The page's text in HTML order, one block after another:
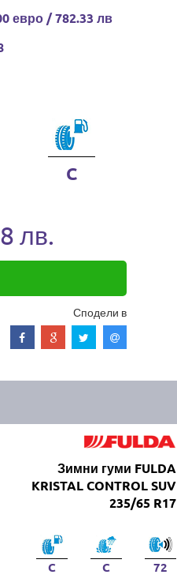
евро / 782.33 лв
C
лв.
Сподели в
Зимни гуми FULDA
KRISTAL CONTROL SUV
235/65 R17
C C 72